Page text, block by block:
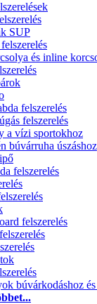
SUP
és inline
felszerelés
felszerelés
a vízi sportokhoz
búvárruha úszáshoz
felszerelés
felszerelés
búvárkodáshoz